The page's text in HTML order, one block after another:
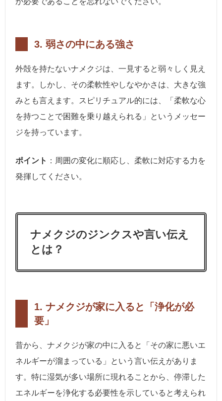
3. 弱さの中にある強さ
外殻を持たないナメクジは、一見すると弱々しく見え
ます。しかし、その柔軟性やしなやかさは、大きな強
みとも言えます。スピリチュアル的には、「柔軟な心
を持つことで困難を乗り越えられる」というメッセー
ジを持っています。
ポイント ：周囲の変化に順応し、柔軟に対応する力を
発揮してください。
ナメクジのジンクスや言い伝え
とは？
1. ナメクジが家に入ると「浄化が必
要」
昔から、ナメクジが家の中に入ると「その家に悪いエ
ネルギーが溜まっている」という言い伝えがありま
す。特に湿気が多い場所に現れることから、停滞した
エネルギーを浄化する必要性を示していると考えられ